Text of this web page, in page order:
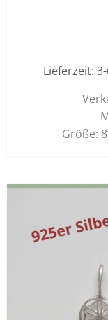
Lieferzeit:
Größe: